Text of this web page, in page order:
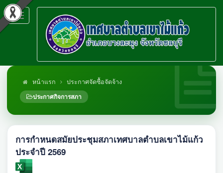
Toggle
navigation
หน้าแรก
ประกาศจัดซื้อจัดจ้าง
ประกาศกิจการสภา
การกำหนดสมัยประชุมสภาเทศบาลตำบลเขาไม้แก้ว
ประจำปี 2569